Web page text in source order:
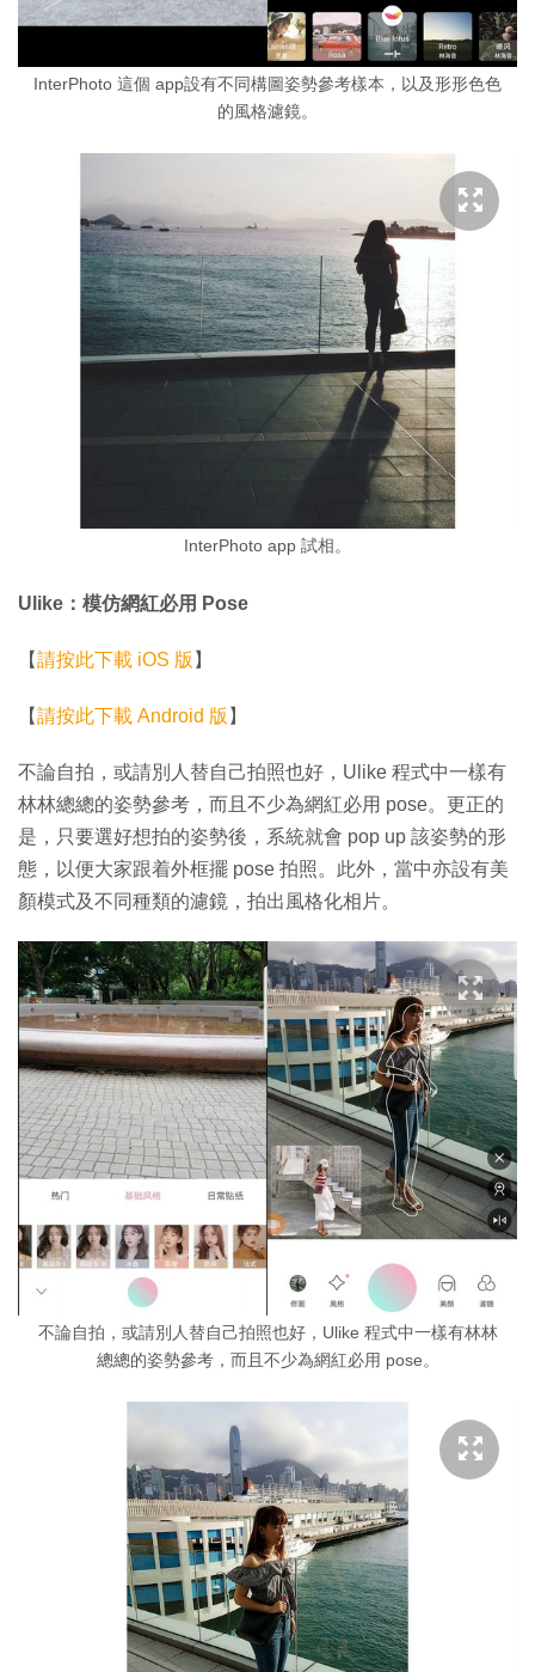
InterPhoto 這個 app設有不同構圖姿勢參考樣本，以及形形色色
的風格濾鏡。
InterPhoto app 試相。
Ulike：模仿網紅必用 Pose
【請按此下載 iOS 版 】
【請按此下載 Android 版 】
不論自拍，或請別人替自己拍照也好，Ulike 程式中一樣有
林林總總的姿勢參考，而且不少為網紅必用 pose。更正的
是，只要選好想拍的姿勢後，系統就會 pop up 該姿勢的形
態，以便大家跟着外框擺 pose 拍照。此外，當中亦設有美
顏模式及不同種類的濾鏡，拍出風格化相片。
不論自拍，或請別人替自己拍照也好，Ulike 程式中一樣有林林
總總的姿勢參考，而且不少為網紅必用 pose。